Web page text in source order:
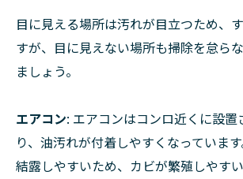
目に見える場所は汚れが目立つため、
すが、目に見えない場所も掃除を怠ら
ましょう。
エアコン: エアコンはコンロ近くに設置
り、油汚れが付着しやすくなっています
結露しやすいため、カビが繁殖しやす